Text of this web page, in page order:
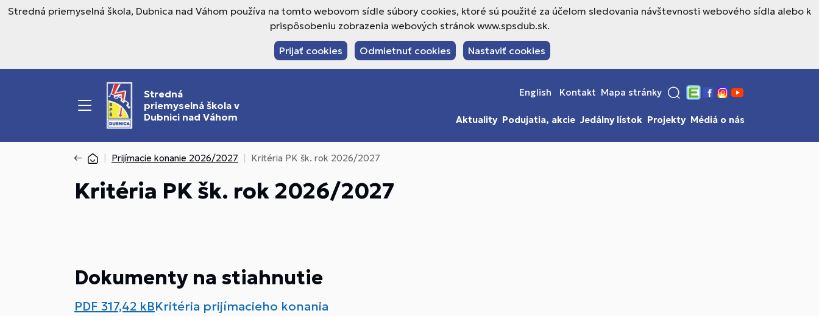
Stredná priemyselná škola, Dubnica nad Váhom používa na tomto webovom sídle súbory cookies, ktoré sú použité za účelom sledovania návštevnosti webového sídla alebo k
prispôsobeniu zobrazenia webových stránok www.spsdub.sk.
Prijať cookies Odmietnuť cookies Nastaviť cookies
Stredná
priemyselná škola v
Dubnici nad Váhom
English Kontakt Mapa stránky
Edupage
Facebook
Instagram
YouTube
Aktuality Podujatia, akcie Jedálny lístok Projekty Médiá o nás
Prijímacie konanie 2026/2027 Kritéria PK šk. rok 2026/2027
Kritéria PK šk. rok 2026/2027
Dokumenty na stiahnutie
PDF 317,42 kBKritéria prijímacieho konania